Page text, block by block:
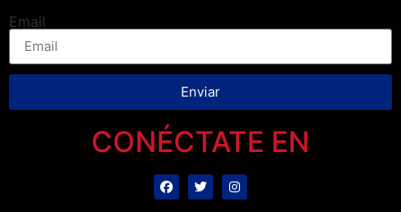
Email
Enviar
CONÉCTATE EN